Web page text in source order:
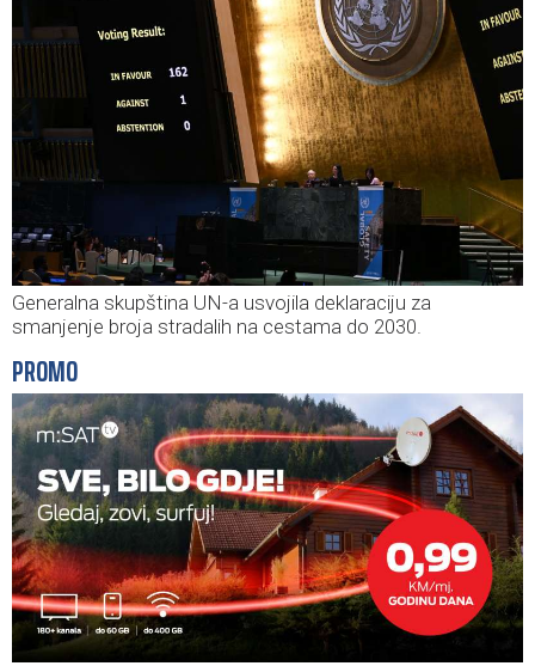
Generalna skupština UN-a usvojila deklaraciju za
smanjenje broja stradalih na cestama do 2030.
PROMO